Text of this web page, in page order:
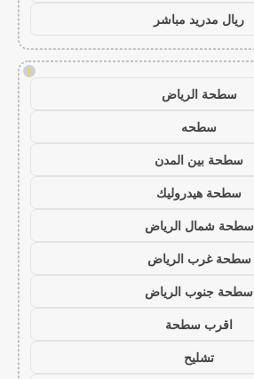
ريال مدريد مباشر
!
سطحة الرياض
سطحه
سطحة بين المدن
سطحة هيدروليك
سطحة شمال الرياض
سطحة غرب الرياض
سطحة جنوب الرياض
اقرب سطحة
تشليح